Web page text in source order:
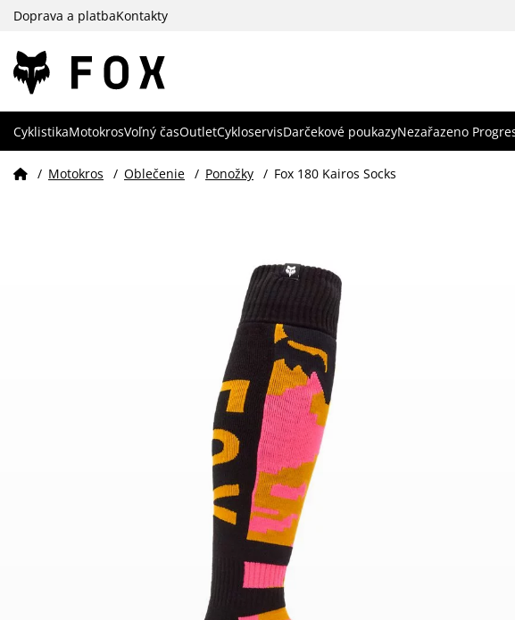
Doprava a platbaKontakty
CyklistikaMotokrosVoľný časOutletCykloservisDarčekové poukazyNezařazeno
/ Motokros / Oblečenie / Ponožky / Fox 180 Kairos Socks